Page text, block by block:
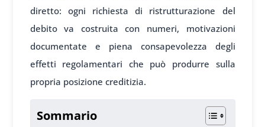
diretto: ogni richiesta di ristrutturazione del
debito va costruita con numeri, motivazioni
documentate e piena consapevolezza degli
effetti regolamentari che può produrre sulla
propria posizione creditizia.
Sommario